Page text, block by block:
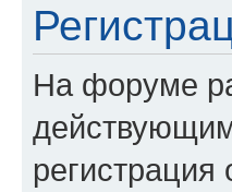
На форуме